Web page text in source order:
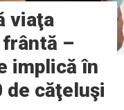
viaţa
–
implică în
de căţeluşi